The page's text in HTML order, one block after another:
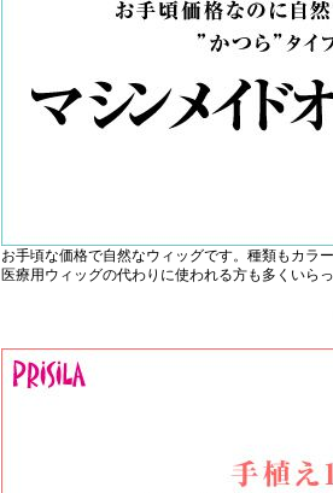
お手頃な価格で自然なウィッグです。種類もカラ
医療用ウィッグの代わりに使われる方も多くいらっ